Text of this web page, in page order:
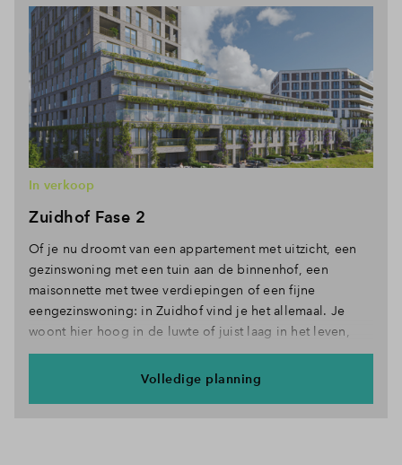
Zuidhof Fase 2
In verkoop
Of je nu droomt van een appartement met uitzicht, een
gezinswoning met een tuin aan de binnenhof, een
maisonnette met twee verdiepingen of een fijne
eengezinswoning: in Zuidhof vind je het allemaal. Je
woont hier hoog in de luwte of juist laag in het leven,
met je voeten in het gras of je hoofd in de wolken.
Tussen buren, maar met genoeg ruimte voor jezelf. De
Volledige planning